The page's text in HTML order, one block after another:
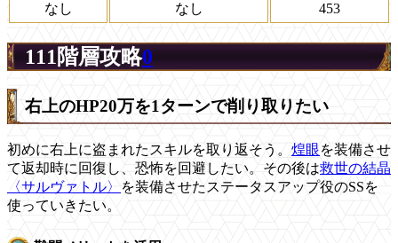
なし
なし 453
111階層攻略0
右上のHP20万を1ターンで削り取りたい
初めに右上に盗まれたスキルを取り返そう。 煌眼を装備させ
て返却時に回復し、恐怖を回避したい。その後は救世の結晶
〈サルヴァトル〉
を装備させたステータスアップ役のSSを
使っていきたい。